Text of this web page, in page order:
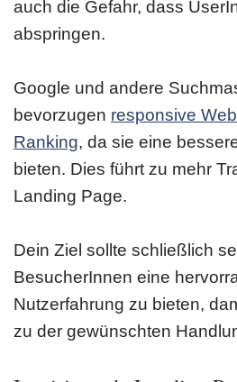
auch die Gefahr, dass
abspringen.
Google und andere
bevorzugen responsive
Ranking, da sie eine
bieten. Dies führt zu mehr
Landing Page.
Dein Ziel sollte schließlich
BesucherInnen eine
Nutzerfahrung zu bieten,
zu der gewünschten